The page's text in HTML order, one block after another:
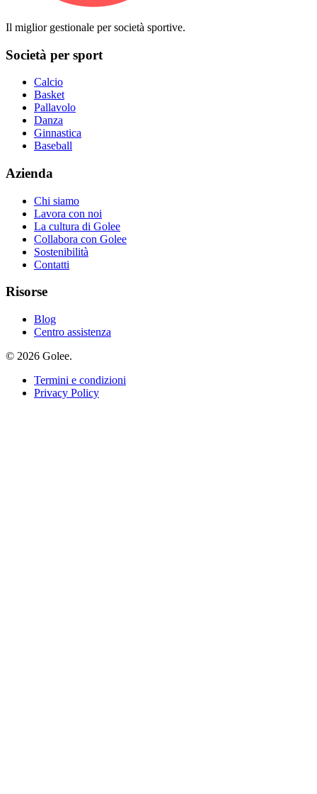
Il miglior gestionale per società sportive.
Società per sport
Calcio
Basket
Pallavolo
Danza
Ginnastica
Baseball
Azienda
Chi siamo
Lavora con noi
La cultura di Golee
Collabora con Golee
Sostenibilità
Contatti
Risorse
Blog
Centro assistenza
© 2026 Golee.
Termini e condizioni
Privacy Policy